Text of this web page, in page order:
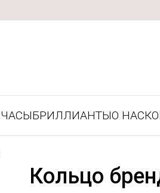
ЧАСЫБРИЛЛИАНТЫО НАС
Кольцо